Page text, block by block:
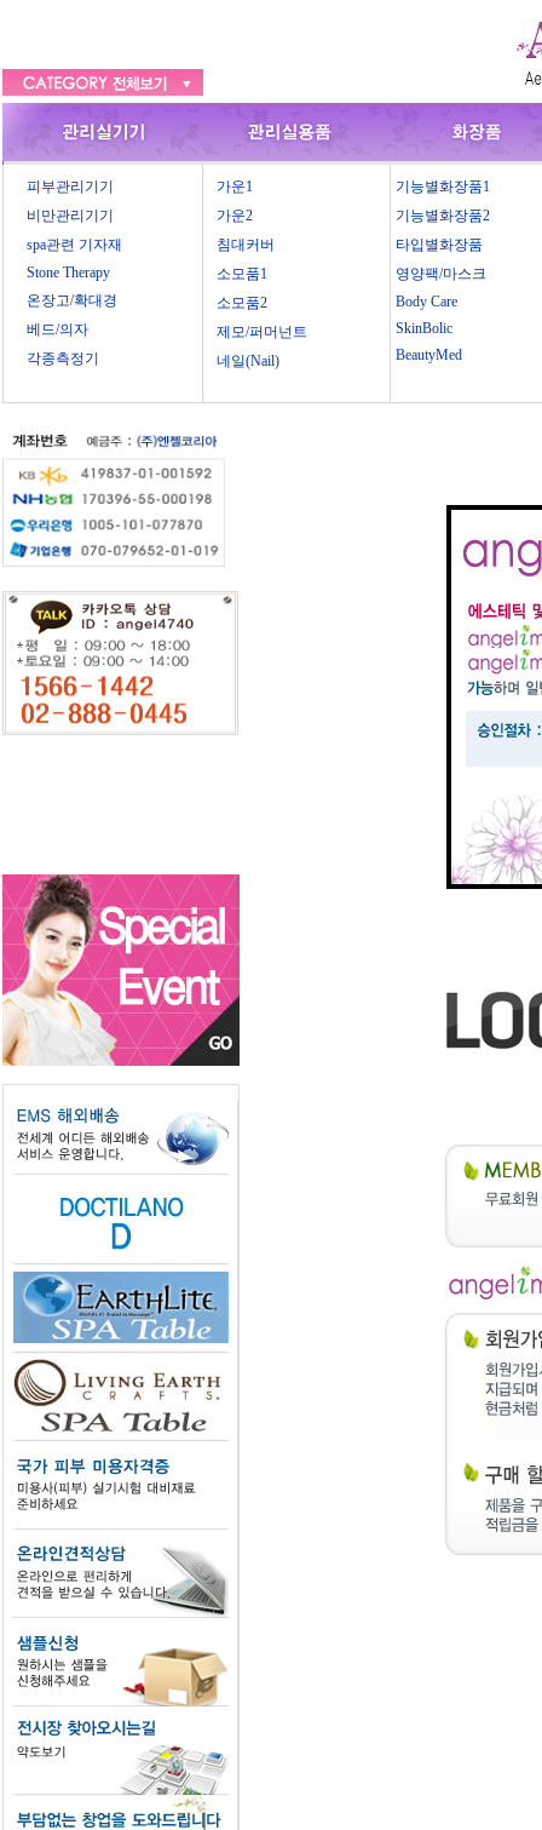
피부관리기기
비만관리기기
spa관련 기자재
Stone Therapy
온장고/확대경
베드/의자
각종측정기
가운1
가운2
침대커버
소모품1
소모품2
제모/퍼머넌트
네일(Nail)
기능별화장품1
기능별화장품2
타입별화장품
영양팩/마스크
Body Care
SkinBolic
BeautyMed